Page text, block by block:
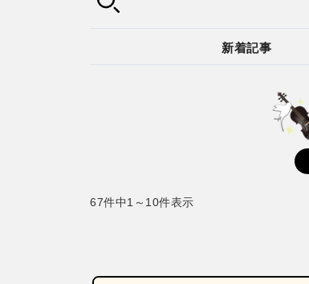
新着記事
67件中1～10件表示